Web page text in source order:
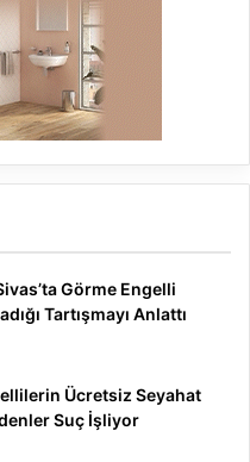
Görme Engelli
Tartışmayı Anlattı
Ücretsiz Seyahat
Suç İşliyor